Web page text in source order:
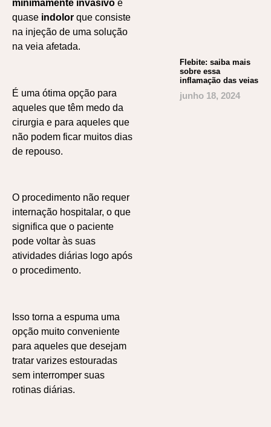
minimamente invasivo e
quase indolor que consiste
na injeção de uma solução
na veia afetada.
É uma ótima opção para
aqueles que têm medo da
cirurgia e para aqueles que
não podem ficar muitos dias
de repouso.
O procedimento não requer
internação hospitalar, o que
significa que o paciente
pode voltar às suas
atividades diárias logo após
o procedimento.
Isso torna a espuma uma
opção muito conveniente
para aqueles que desejam
tratar varizes estouradas
sem interromper suas
rotinas diárias.
Flebite: saiba mais
sobre essa
inflamação das veias
junho 18, 2024